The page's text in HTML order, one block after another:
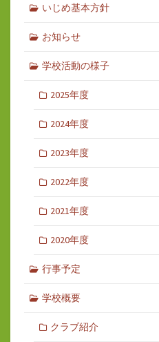
いじめ基本方針
お知らせ
学校活動の様子
2025年度
2024年度
2023年度
2022年度
2021年度
2020年度
行事予定
学校概要
クラブ紹介